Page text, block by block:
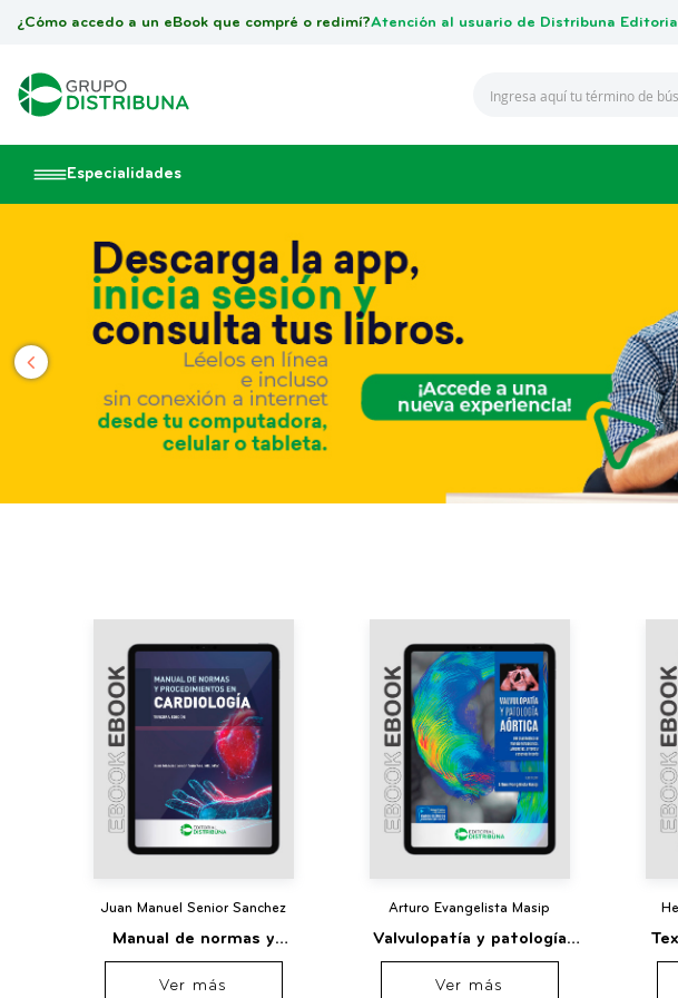
¿Cómo accedo a un eBook que compré o redimí?Atención al usuario de Distribuna
Especialidades
‹
Juan Manuel Senior Sanchez
Manual de normas y
procedimientos en
cardiología. Tercera edición
Ver más
Arturo Evangelista Masip
Valvulopatía y patología
aórtica
Ver más